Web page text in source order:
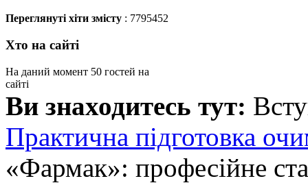
Переглянуті хіти змісту : 7795452
Хто на сайті
На даний момент 50 гостей на
сайті
Ви знаходитесь тут:
Практична підготовка
«Фармак»: професійне